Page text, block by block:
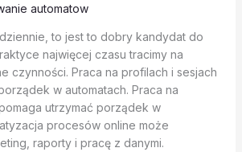
automatow
to jest to dobry kandydat do
najwięcej czasu tracimy na
czynności. Praca na profilach i sesjach
w automatach. Praca na
utrzymać porządek w
procesów online może
raporty i pracę z danymi.